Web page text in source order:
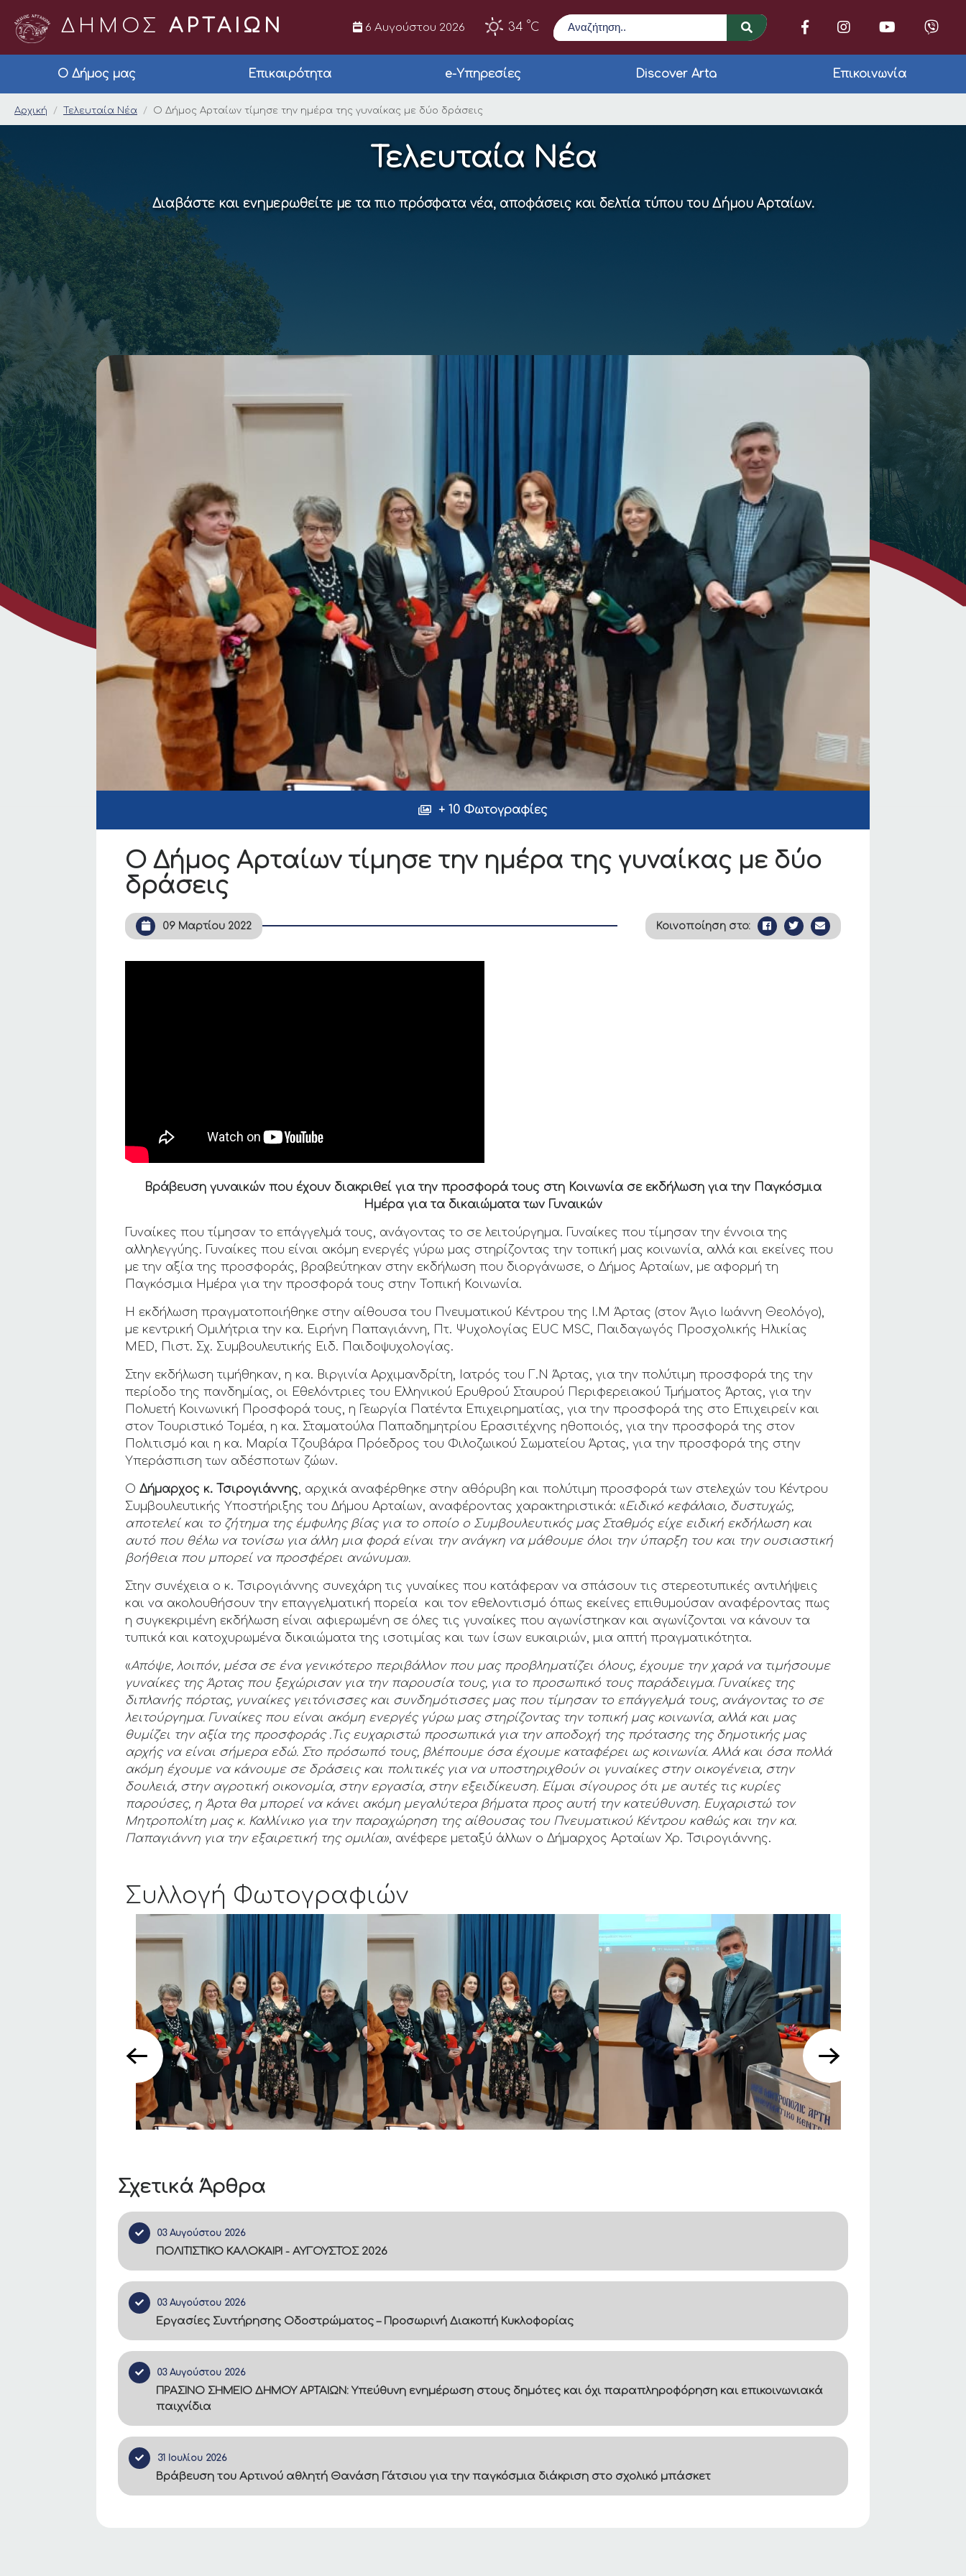
ΔΗΜΟΣ ΑΡΤΑΙΩΝ 6 Αυγούστου 2026 34 °C
Αναζήτηση
Ο Δήμος μας Επικαιρότητα e-Υπηρεσίες Discover Arta Επικοινωνία
Ο Δήμος Αρταίων τίμησε την ημέρα της γυναίκας με δύο
Αρχική Τελευταία Νέα Ο Δήμος Αρταίων τίμησε την ημέρα της γυναίκας με δύο δράσεις
Τελευταία Νέα
Διαβάστε και ενημερωθείτε με τα πιο πρόσφατα νέα, αποφάσεις και δελτία τύπου του Δήμου Αρταίων.
Σχετικά Άρθρα
03 Αυγούστου 2026
ΠΟΛΙΤΙΣΤΙΚΟ ΚΑΛΟΚΑΙΡΙ - ΑΥΓΟΥΣΤΟΣ 2026
03 Αυγούστου 2026
Εργασίες Συντήρησης Οδοστρώματος – Προσωρινή Διακοπή Κυκλοφορίας
03 Αυγούστου 2026
ΠΡΑΣΙΝΟ ΣΗΜΕΙΟ ΔΗΜΟΥ ΑΡΤΑΙΩΝ: Υπεύθυνη ενημέρωση στους δημότες και όχι παραπληροφόρηση και επικοινωνιακά
παιχνίδια
31 Ιουλίου 2026
Βράβευση του Αρτινού αθλητή Θανάση Γάτσιου για την παγκόσμια διάκριση στο σχολικό μπάσκετ
+ 10 Φωτογραφίες
Ο Δήμος Αρταίων τίμησε την ημέρα της γυναίκας με δύο
δράσεις
09 Μαρτίου 2022 Κοινοποίηση στο:
Βράβευση γυναικών που έχουν διακριθεί για την προσφορά τους στη Κοινωνία σε εκδήλωση για την Παγκόσμια
Ημέρα για τα δικαιώματα των Γυναικών
Γυναίκες που τίμησαν το επάγγελμά τους, ανάγοντας το σε λειτούργημα. Γυναίκες που τίμησαν την έννοια της
αλληλεγγύης. Γυναίκες που είναι ακόμη ενεργές γύρω μας στηρίζοντας την τοπική μας κοινωνία, αλλά και εκείνες που
με την αξία της προσφοράς, βραβεύτηκαν στην εκδήλωση που διοργάνωσε, ο Δήμος Αρταίων, με αφορμή τη
Παγκόσμια Ημέρα για την προσφορά τους στην Τοπική Κοινωνία.
Η εκδήλωση πραγματοποιήθηκε στην αίθουσα του Πνευματικού Κέντρου της Ι.Μ Άρτας (στον Άγιο Ιωάννη Θεολόγο),
με κεντρική Ομιλήτρια την κα. Ειρήνη Παπαγιάννη, Πτ. Ψυχολογίας EUC MSC, Παιδαγωγός Προσχολικής Ηλικίας
MED, Πιστ. Σχ. Συμβουλευτικής Ειδ. Παιδοψυχολογίας.
Στην εκδήλωση τιμήθηκαν, η κα. Βιργινία Αρχιμανδρίτη, Ιατρός του Γ.Ν Άρτας, για την πολύτιμη προσφορά της την
περίοδο της πανδημίας, οι Εθελόντριες του Ελληνικού Ερυθρού Σταυρού Περιφερειακού Τμήματος Άρτας, για την
Πολυετή Κοινωνική Προσφορά τους, η Γεωργία Πατέντα Επιχειρηματίας, για την προσφορά της στο Επιχειρείν και
στον Τουριστικό Τομέα, η κα. Σταματούλα Παπαδημητρίου Ερασιτέχνης ηθοποιός, για την προσφορά της στον
Πολιτισμό και η κα. Μαρία Τζουβάρα Πρόεδρος του Φιλοζωικού Σωματείου Άρτας, για την προσφορά της στην
Υπεράσπιση των αδέσποτων ζώων.
ΟΔήμαρχος κ. Τσιρογιάννης, αρχικά αναφέρθηκε στην αθόρυβη και πολύτιμη προσφορά των στελεχών του Κέντρου
Συμβουλευτικής Υποστήριξης του Δήμου Αρταίων, αναφέροντας χαρακτηριστικά: «Ειδικό κεφάλαιο, δυστυχώς,
αποτελεί και το ζήτημα της έμφυλης βίας για το οποίο ο Συμβουλευτικός μας Σταθμός είχε ειδική εκδήλωση και
αυτό που θέλω να τονίσω για άλλη μια φορά είναι την ανάγκη να μάθουμε όλοι την ύπαρξη του και την ουσιαστική
βοήθεια που μπορεί να προσφέρει ανώνυμα».
Στην συνέχεια ο κ. Τσιρογιάννης συνεχάρη τις γυναίκες που κατάφεραν να σπάσουν τις στερεοτυπικές αντιλήψεις
και να ακολουθήσουν την επαγγελματική πορεία και τον εθελοντισμό όπως εκείνες επιθυμούσαν αναφέροντας πως
η συγκεκριμένη εκδήλωση είναι αφιερωμένη σε όλες τις γυναίκες που αγωνίστηκαν και αγωνίζονται να κάνουν τα
τυπικά και κατοχυρωμένα δικαιώματα της ισοτιμίας και των ίσων ευκαιριών, μια απτή πραγματικότητα.
«Απόψε, λοιπόν, μέσα σε ένα γενικότεροπεριβάλλον που μας προβληματίζει όλους, έχουμε την χαρά να τιμήσουμε
γυναίκες της Άρτας που ξεχώρισαν για την παρουσία τους, για το προσωπικό τους παράδειγμα.Γυναίκες της
διπλανής πόρτας, γυναίκες γειτόνισσες και συνδημότισσες μας που τίμησαν το επάγγελμά τους, ανάγοντας το σε
λειτούργημα.Γυναίκες που είναι ακόμη ενεργές γύρω μας στηρίζοντας την τοπική μας κοινωνία, αλλά και μας
θυμίζει την αξία της προσφοράς .Τις ευχαριστώ προσωπικά για την αποδοχή της πρότασης της δημοτικής μας
αρχής να είναι σήμερα εδώ. Στο πρόσωπό τους, βλέπουμε όσα έχουμε καταφέρει ως κοινωνία. Αλλά και όσα πολλά
ακόμη έχουμε να κάνουμε σε δράσεις και πολιτικές για να υποστηριχθούν οι γυναίκες στην οικογένεια, στην
δουλειά, στην αγροτική οικονομία, στην εργασία, στην εξειδίκευση. Είμαι σίγουρος ότι με αυτές τις κυρίες
παρούσες, η Άρτα θα μπορεί να κάνει ακόμη μεγαλύτερα βήματα προς αυτή την κατεύθυνση. Ευχαριστώ τον
Μητροπολίτη μας κ. Καλλίνικο για την παραχώρηση της αίθουσας του Πνευματικού Κέντρου καθώς και την κα.
Παπαγιάννη για την εξαιρετική της ομιλία», ανέφερε μεταξύ άλλων ο Δήμαρχος Αρταίων Χρ. Τσιρογιάννης.
Συλλογή Φωτογραφιών